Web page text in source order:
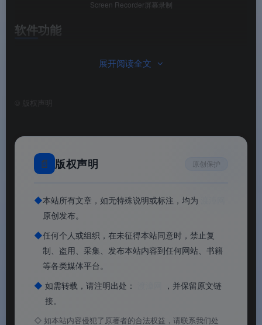
Screen Recorder屏幕录制
软件功能
4K@60fps。
🎬 RTMP 串流直播
：内建直播推流模块，直连
Twitch、YouTube、Facebook Gaming，不用另开
OBS。
🎞️威力导演剪辑引擎
——切镜、转场、字幕、滤镜、音效一条龙，成片
MP4 直出。
绿幕抠像，人像叠到游戏/课件画面上，实况主 &
展开阅读全文
版权声明
📄 版权声明 原创保护
◆本站所有文章，如无特殊说明或标注，均为
原创发布。
◆任何个人或组织，在未征得本站同意时，禁止复
制、盗用、采集、发布本站内容到任何网站、书籍
等各类媒体平台。
◆ 如需转载，请注明出处：
，并保留原文链
接。
◇ 如本站内容侵犯了原著者的合法权益，请联系我们处